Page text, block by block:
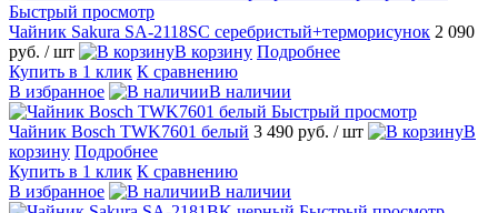
Быстрый просмотр
Чайник Sakura SA-2118SС серебристый+терморисунок 2 090
руб. / шт В корзину Подробнее
Купить в 1 клик К сравнению
В избранное
В наличии
Быстрый просмотр
Чайник Bosch TWK7601 белый 3 490 руб. / шт
В
корзину Подробнее
Купить в 1 клик К сравнению
В избранное
В наличии